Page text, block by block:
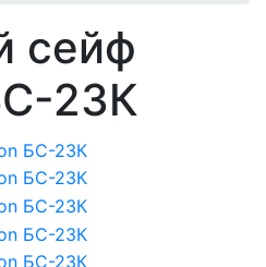
сейф
23К